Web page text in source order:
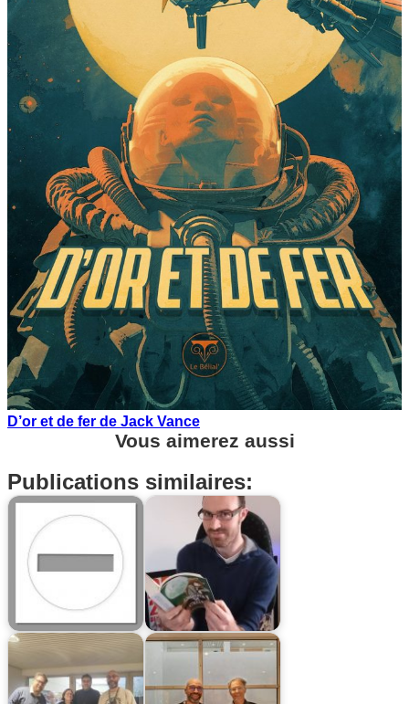
D’or et de fer de Jack Vance
Vous aimerez aussi
Publications similaires: